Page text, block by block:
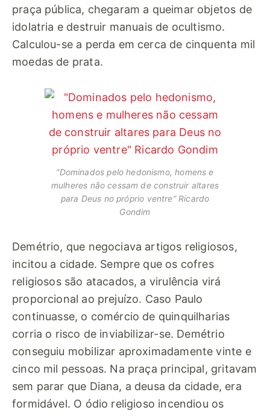
praça pública, chegaram a queimar objetos de
idolatria e destruir manuais de ocultismo.
Calculou-se a perda em cerca de cinquenta mil
moedas de prata.
“Dominados pelo hedonismo, homens e
mulheres não cessam de construir altares
para Deus no próprio ventre” Ricardo
Gondim
Demétrio, que negociava artigos religiosos,
incitou a cidade. Sempre que os cofres
religiosos são atacados, a virulência virá
proporcional ao prejuízo. Caso Paulo
continuasse, o comércio de quinquilharias
corria o risco de inviabilizar-se. Demétrio
conseguiu mobilizar aproximadamente vinte e
cinco mil pessoas. Na praça principal, gritavam
sem parar que Diana, a deusa da cidade, era
formidável. O ódio religioso incendiou os